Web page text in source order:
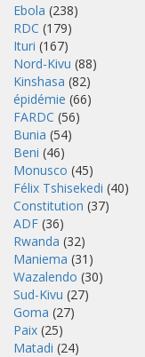
Ebola (238)
RDC (179)
Ituri (167)
Nord-Kivu (88)
Kinshasa (82)
épidémie (66)
FARDC (56)
Bunia (54)
Beni (46)
Monusco (45)
Félix Tshisekedi (40)
Constitution (37)
ADF (36)
Rwanda (32)
Maniema (31)
Wazalendo (30)
Sud-Kivu (27)
Goma (27)
Paix (25)
Matadi (24)